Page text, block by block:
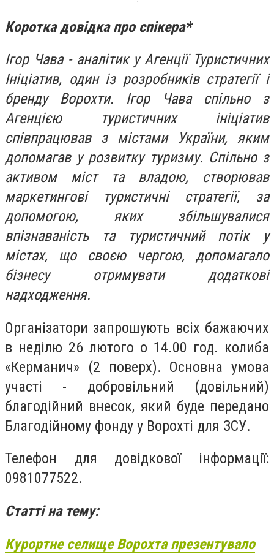
Коротка довідка про спікера*
Ігор Чава - аналітик у Агенції Туристичних
Ініціатив, один із розробників стратегії і
бренду Ворохти. Ігор Чава спільно з
Агенцією туристичних ініціатив
співпрацював з містами України, яким
допомагав у розвитку туризму. Спільно з
активом міст та владою, створював
маркетингові туристичні стратегії, за
допомогою, яких збільшувалися
впізнаваність та туристичний потік у
містах, що своєю чергою, допомагало
бізнесу отримувати додаткові
надходження.
Організатори запрошують всіх бажаючих
в неділю 26 лютого о 14.00 год. колиба
«Керманич» (2 поверх). Основна умова
участі - добровільний (довільний)
благодійний внесок, який буде передано
Благодійному фонду у Ворохті для ЗСУ.
Телефон для довідкової інформації:
0981077522.
Статті на тему:
Курортне селище Ворохта презентувало